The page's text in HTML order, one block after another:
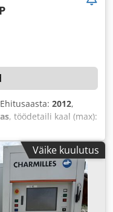
2012,
, töödetaili kaal (max):
250 mm,
Väike kuulutus